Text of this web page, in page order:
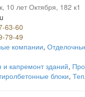
10 лет Октября, 182 к1
63-60
79-49
компании,
и капремонт зданий,
блоки,